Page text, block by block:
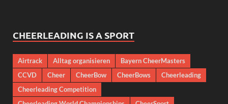
CHEERLEADING IS A SPORT
Airtrack Alltag organisieren
Bayern CheerMasters
CCVD
Cheer CheerBow CheerBows
Cheerleading
Cheerleading Competition